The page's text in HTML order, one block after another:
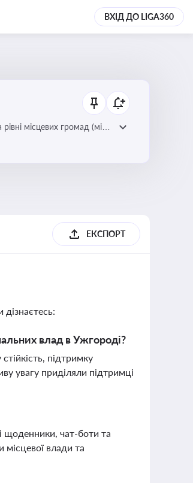
ВХІД ДО LIGA360
місцевих громад (міст,
ЕКСПОРТ
дізнаєтесь:
влад в Ужгороді?
підтримку
увагу приділяли підтримці
щоденники, чат-боти та
влади та